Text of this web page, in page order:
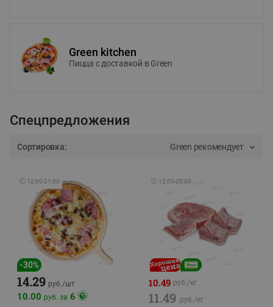
Green kitchen
Пицца c доставкой в Green
Спецпредложения
Сортировка: Green рекомендует
🕘 12:00-21:00
-30%
14.29 руб./шт
10.00 руб. за 6
🕘 12:00-20:00
10.49 руб./кг
11.49 руб./кг